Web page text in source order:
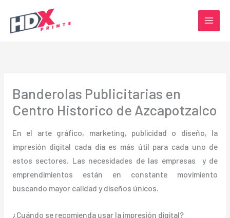
contenido
Banderolas Publicitarias en
Centro Historico de Azcapotzalco
En el arte gráfico, marketing, publicidad o diseño, la
impresión digital cada día es más útil para cada uno de
estos sectores. Las necesidades de las empresas y de
emprendimientos están en constante movimiento
buscando mayor calidad y diseños únicos.
¿Cuándo se recomienda usar la impresión digital?